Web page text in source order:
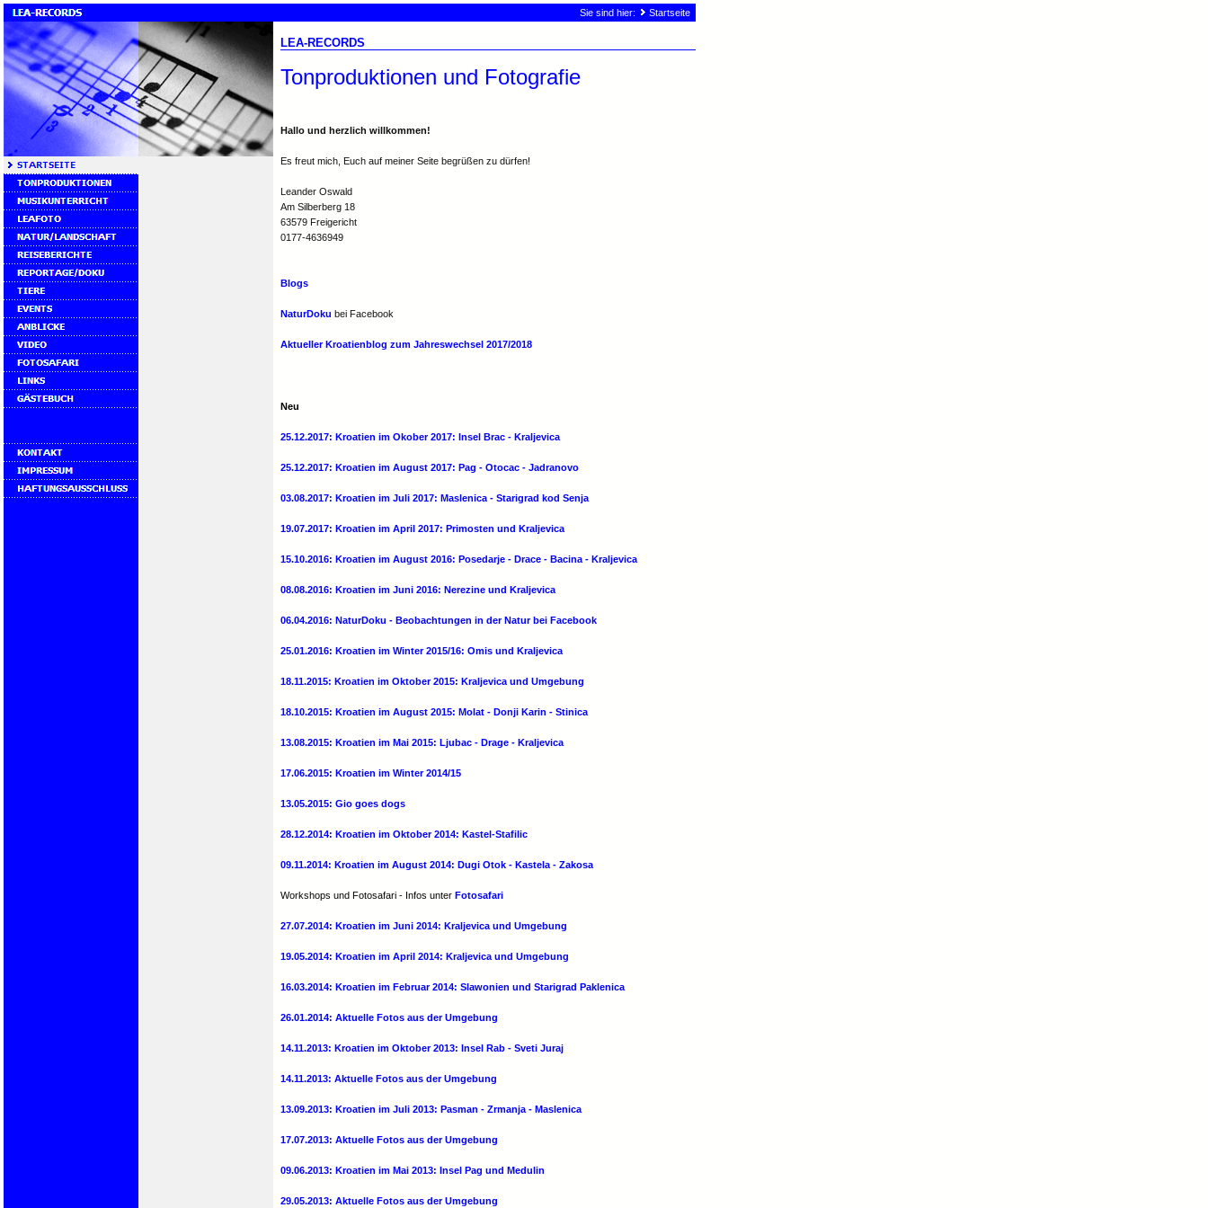
Sie sind hier: Startseite
LEA-RECORDS
Tonproduktionen und Fotografie
Hallo und herzlich willkommen!
Es freut mich, Euch auf meiner Seite begrüßen zu dürfen!
Leander Oswald
Am Silberberg 18
63579 Freigericht
0177-4636949
Blogs
NaturDoku bei Facebook
Aktueller Kroatienblog zum Jahreswechsel 2017/2018
Neu
25.12.2017: Kroatien im Okober 2017: Insel Brac - Kraljevica
25.12.2017: Kroatien im August 2017: Pag - Otocac - Jadranovo
03.08.2017: Kroatien im Juli 2017: Maslenica - Starigrad kod Senja
19.07.2017: Kroatien im April 2017: Primosten und Kraljevica
15.10.2016: Kroatien im August 2016: Posedarje - Drace - Bacina - Kraljevica
08.08.2016: Kroatien im Juni 2016: Nerezine und Kraljevica
06.04.2016: NaturDoku - Beobachtungen in der Natur bei Facebook
25.01.2016: Kroatien im Winter 2015/16: Omis und Kraljevica
18.11.2015: Kroatien im Oktober 2015: Kraljevica und Umgebung
18.10.2015: Kroatien im August 2015: Molat - Donji Karin - Stinica
13.08.2015: Kroatien im Mai 2015: Ljubac - Drage - Kraljevica
17.06.2015: Kroatien im Winter 2014/15
13.05.2015: Gio goes dogs
28.12.2014: Kroatien im Oktober 2014: Kastel-Stafilic
09.11.2014: Kroatien im August 2014: Dugi Otok - Kastela - Zakosa
Workshops und Fotosafari - Infos unter Fotosafari
27.07.2014: Kroatien im Juni 2014: Kraljevica und Umgebung
19.05.2014: Kroatien im April 2014: Kraljevica und Umgebung
16.03.2014: Kroatien im Februar 2014: Slawonien und Starigrad Paklenica
26.01.2014: Aktuelle Fotos aus der Umgebung
14.11.2013: Kroatien im Oktober 2013: Insel Rab - Sveti Juraj
14.11.2013: Aktuelle Fotos aus der Umgebung
13.09.2013: Kroatien im Juli 2013: Pasman - Zrmanja - Maslenica
17.07.2013: Aktuelle Fotos aus der Umgebung
09.06.2013: Kroatien im Mai 2013: Insel Pag und Medulin
29.05.2013: Aktuelle Fotos aus der Umgebung